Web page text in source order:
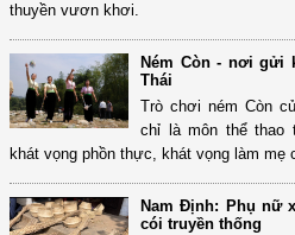
thuyền vươn khơi.
Ném Còn - nơi gửi
Thái
Trò chơi ném Còn
chỉ là môn thể thao
khát vọng phồn thực, khát vọng làm mẹ
Nam Định: Phụ nữ
cói truyền thống